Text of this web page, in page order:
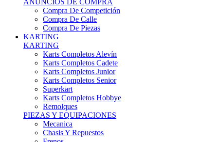
Compra De Calle
Compra De Piezas
KARTING
KARTING
Karts Completos Alevín
Karts Completos Cadete
Karts Completos Junior
Karts Completos Senior
Superkart
Karts Completos Hobbye
Remolques
PIEZAS Y EQUIPACIONES
Mecanica
Chasis Y Repuestos
Frenos
Llantas